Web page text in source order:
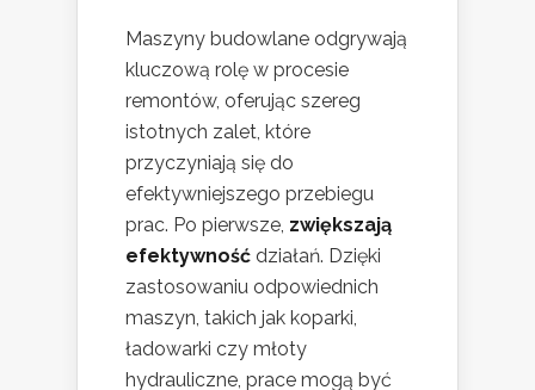
Maszyny budowlane odgrywają
kluczową rolę w procesie
remontów, oferując szereg
istotnych zalet, które
przyczyniają się do
efektywniejszego przebiegu
prac. Po pierwsze, zwiększają
efektywność działań. Dzięki
zastosowaniu odpowiednich
maszyn, takich jak koparki,
ładowarki czy młoty
hydrauliczne, prace mogą być